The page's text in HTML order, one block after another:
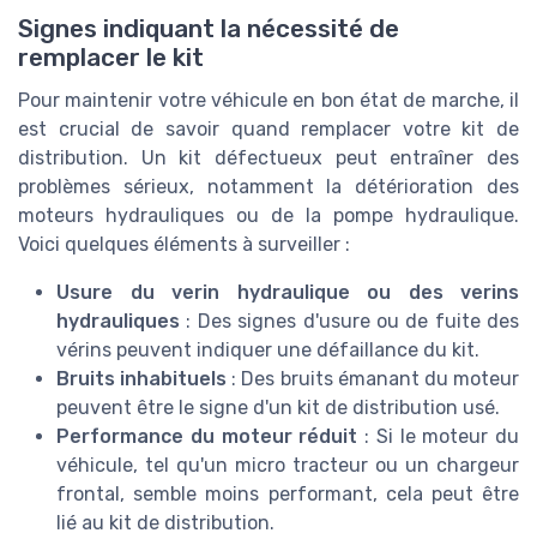
Signes indiquant la nécessité de
remplacer le kit
Pour maintenir votre véhicule en bon état de marche, il
est crucial de savoir quand remplacer votre kit de
distribution. Un kit défectueux peut entraîner des
problèmes sérieux, notamment la détérioration des
moteurs hydrauliques ou de la pompe hydraulique.
Voici quelques éléments à surveiller :
Usure du verin hydraulique ou des verins
hydrauliques : Des signes d'usure ou de fuite des
vérins peuvent indiquer une défaillance du kit.
Bruits inhabituels : Des bruits émanant du moteur
peuvent être le signe d'un kit de distribution usé.
Performance du moteur réduit : Si le moteur du
véhicule, tel qu'un micro tracteur ou un chargeur
frontal, semble moins performant, cela peut être
lié au kit de distribution.